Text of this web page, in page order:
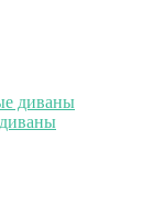
диваны